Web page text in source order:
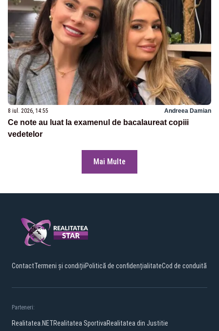
8 iul. 2026, 14:55 Andreea Damian
Ce note au luat la examenul de bacalaureat copiii
vedetelor
Mai Multe
ContactTermeni și condițiiPolitică de confidențialitateCod de conduită
Parteneri:
Realitatea.NETRealitatea SportivaRealitatea din Justitie